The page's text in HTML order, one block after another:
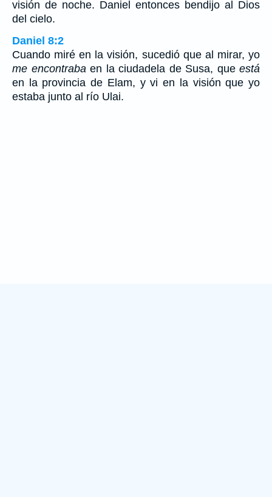
visión de noche. Daniel entonces bendijo al Dios
del cielo.
Daniel 8:2
Cuando miré en la visión, sucedió que al mirar, yo
me encontrabaen la ciudadela de Susa, que está
en la provincia de Elam, y vi en la visión que yo
estaba junto al río Ulai.